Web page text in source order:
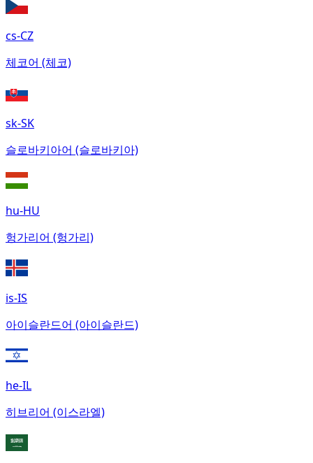
cs-CZ
체코어 (체코)
sk-SK
슬로바키아어 (슬로바키아)
hu-HU
헝가리어 (헝가리)
is-IS
아이슬란드어 (아이슬란드)
he-IL
히브리어 (이스라엘)